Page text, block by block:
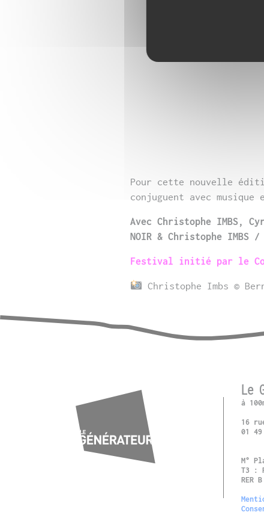
Pour cette nouvelle
conjuguent avec musique
Avec Christophe IMBS,
NOIR & Christophe IMBS /
Festival initié par le
Christophe Imbs ©
Le
à
16
01
M°
T3 :
RER